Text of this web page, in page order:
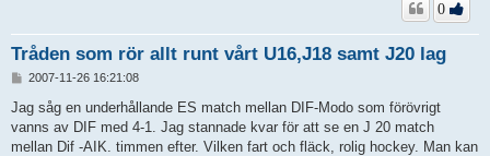
Tråden som rör allt runt vårt U16,J18 samt J20 lag
0
l
ä
g
g
2007-11-26 16:21:08
Jag såg en underhållande ES match mellan DIF-Modo som förövrigt
vanns av DIF med 4-1. Jag stannade kvar för att se en J 20 match
mellan Dif -AIK. timmen efter. Vilken fart och fläck, rolig hockey. Man kan